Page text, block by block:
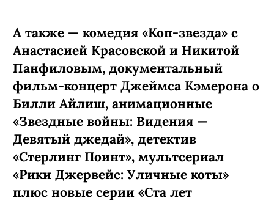
А также — комедия «Коп-звезда» с
Анастасией Красовской и Никитой
Панфиловым, документальный
фильм-концерт Джеймса Кэмерона о
Билли Айлиш, анимационные
«Звездные войны: Видения —
Девятый джедай», детектив
«Стерлинг Поинт», мультсериал
«Рики Джервейс: Уличные коты»
плюс новые серии «Ста лет